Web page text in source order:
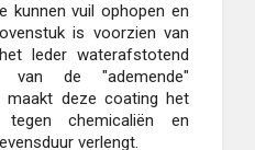
kunnen vuil ophopen en
is voorzien van
leder waterafstotend
de "ademende"
maakt deze coating het
chemicaliën en
verlengt.